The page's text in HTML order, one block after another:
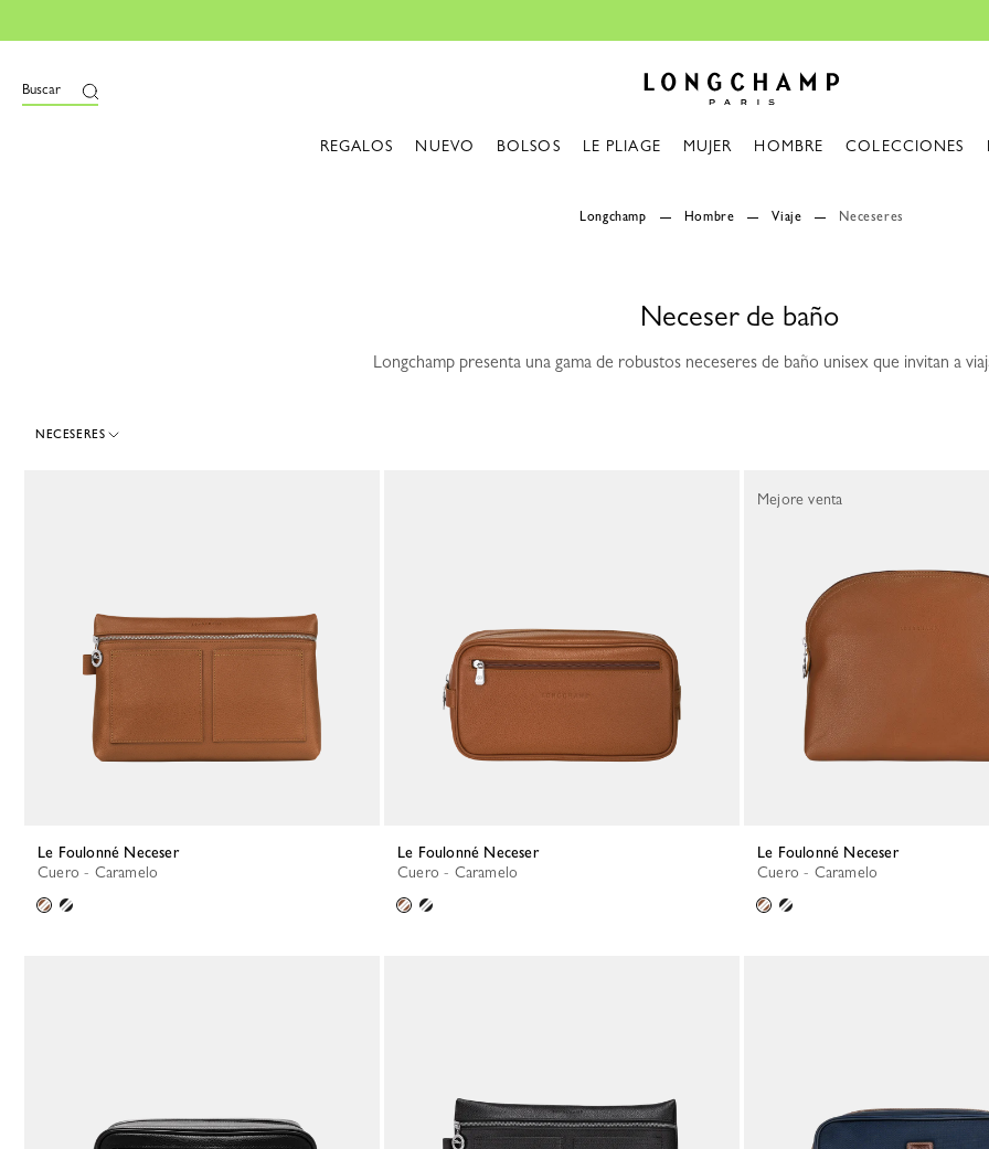
Buscar
REGALOS NUEVO BOLSOS LE PLIAGE MUJER HOMBRE COLECCIONES
Longchamp Hombre Viaje Neceseres
Neceser de baño
Longchamp presenta una gama de robustos neceseres de baño unisex que invitan a
NECESERES
Le Foulonné Neceser
Cuero - Caramelo
Le Foulonné Neceser
Cuero - Caramelo
Le Foulonné Neceser
Cuero - Caramelo
Mejore venta